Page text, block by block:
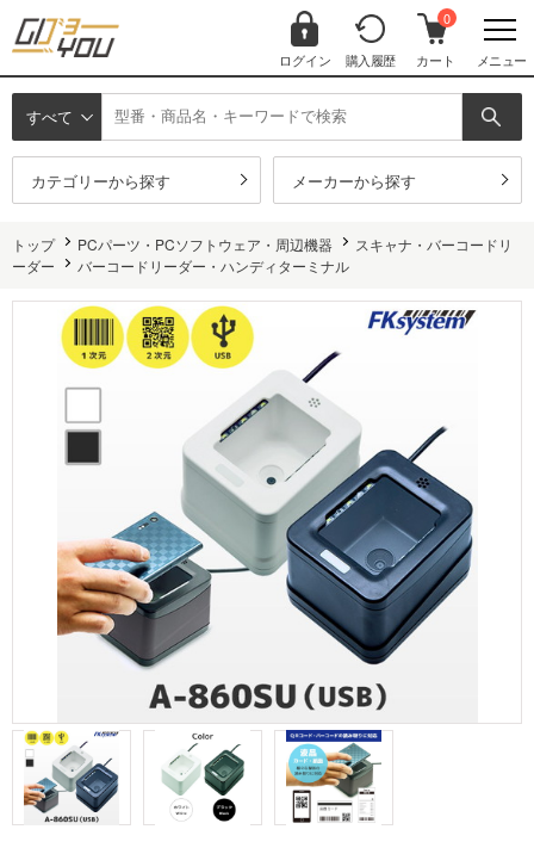
ログイン 購入履歴
0
カート メニュー
すべて
カテゴリーから探す メーカーから探す
トップ PCパーツ・PCソフトウェア・周辺機器
スキャナ・バーコードリ
ーダー
バーコードリーダー・ハンディターミナル